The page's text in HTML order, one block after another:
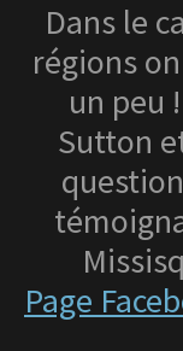
Dans le
régions
un peu
Sutton
Page